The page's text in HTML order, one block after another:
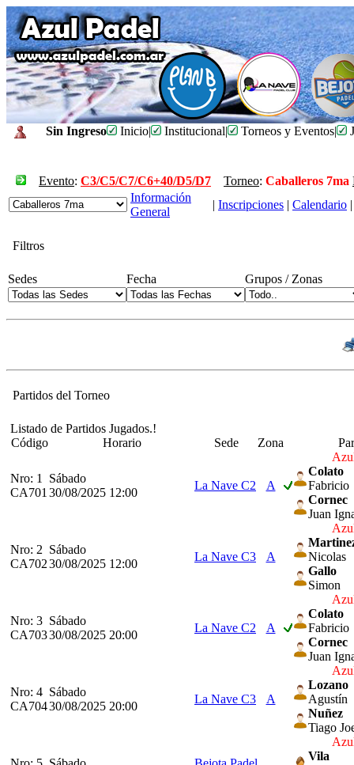
Sin Ingreso Inicio| Institucional| Torneos y Eventos|
Evento: C3/C5/C7/C6+40/D5/D7 Torneo: Caballeros 7ma
Información
General
| Inscripciones | Calendario |
Filtros
Sedes Fecha Grupos / Zonas
Partidos del Torneo
Listado de Partidos Jugados.!
Código
Horario Sede Zona
Nro: 1
CA701
Sábado
30/08/2025 12:00
La Nave C2 A
Colato
Fabricio
Cornec
Juan
Nro: 2
CA702
Sábado
30/08/2025 12:00
La Nave C3 A
Nicolas
Gallo
Simon
Nro: 3
CA703
Sábado
30/08/2025 20:00
La Nave C2 A
Colato
Fabricio
Cornec
Juan
Nro: 4
CA704
Sábado
30/08/2025 20:00
La Nave C3 A
Lozano
Agustín
Nuñez
Tiago
Vila